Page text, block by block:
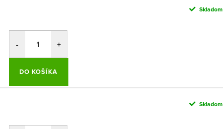
Skladom
DO KOŠÍKA
Skladom